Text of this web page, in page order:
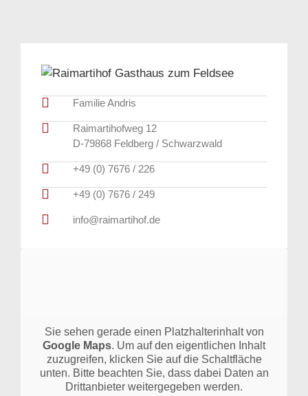
Familie Andris
Raimartihofweg 12
D-79868 Feldberg / Schwarzwald
+49 (0) 7676 / 226
+49 (0) 7676 / 249
info@raimartihof.de
Sie sehen gerade einen Platzhalterinhalt von
Google Maps. Um auf den eigentlichen Inhalt
zuzugreifen, klicken Sie auf die Schaltfläche
unten. Bitte beachten Sie, dass dabei Daten an
Drittanbieter weitergegeben werden.